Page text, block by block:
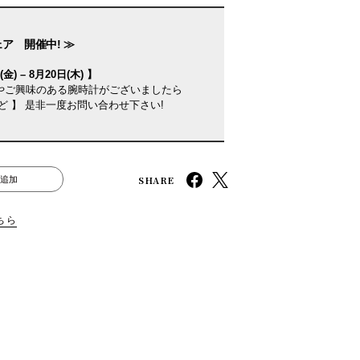
ア 開催中! ≫
) – 8月20日(木) 】
ご興味のある腕時計がございましたら
】 是非一度お問い合わせ下さい!
加 SHARE
ら